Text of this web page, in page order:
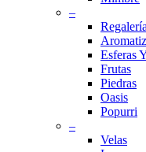
–
Regalería
Esferas
Frutas
Piedras
Oasis
Popurri
–
Velas